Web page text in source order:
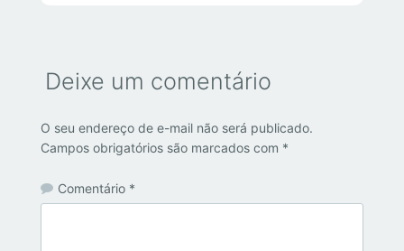
Deixe um comentário
O seu endereço de e-mail não será publicado.
Campos obrigatórios são marcados com *
Comentário *